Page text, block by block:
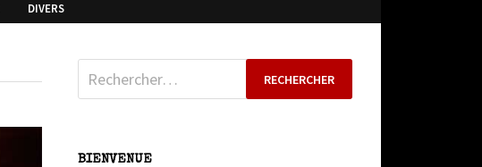
DIVERS
Rechercher :
BIENVENUE